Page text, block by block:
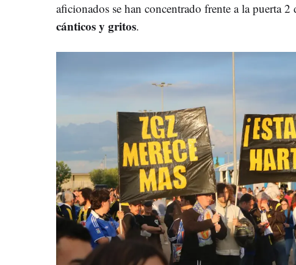
aficionados se han concentrado frente a la puerta 2
cánticos y gritos.